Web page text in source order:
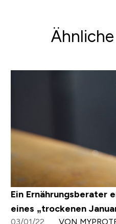
Ein Ernährungsberater
eines „trockenen
03/01/22 VON